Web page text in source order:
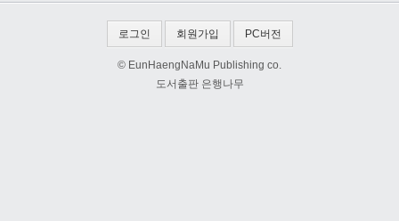
로그인 회원가입 PC버전
© EunHaengNaMu Publishing co.
도서출판 은행나무